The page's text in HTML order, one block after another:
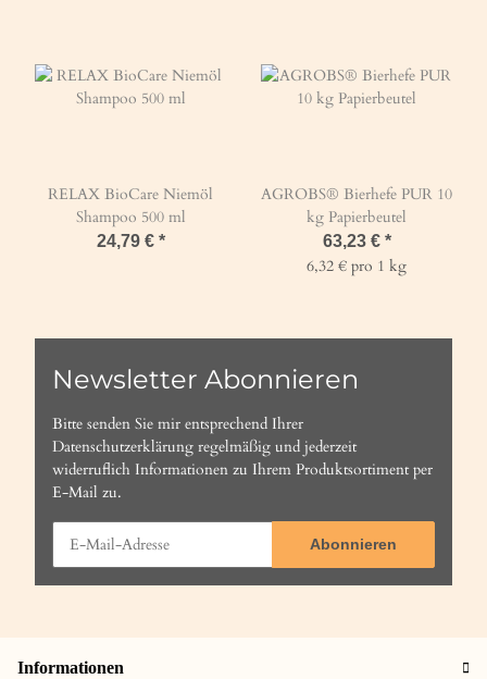
RELAX BioCare Niemöl
Shampoo 500 ml
24,79 € *
AGROBS® Bierhefe PUR 10
kg Papierbeutel
63,23 € *
6,32 € pro 1 kg
Newsletter Abonnieren
Bitte senden Sie mir entsprechend Ihrer
Datenschutzerklärung regelmäßig und jederzeit
widerruflich Informationen zu Ihrem Produktsortiment per
E-Mail zu.
Abonnieren
Informationen